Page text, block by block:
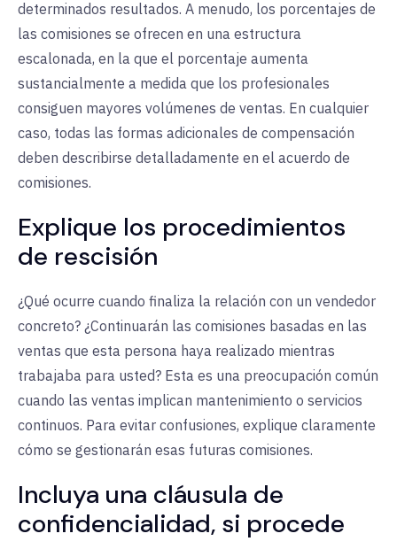
determinados resultados. A menudo, los porcentajes de
las comisiones se ofrecen en una estructura
escalonada, en la que el porcentaje aumenta
sustancialmente a medida que los profesionales
consiguen mayores volúmenes de ventas. En cualquier
caso, todas las formas adicionales de compensación
deben describirse detalladamente en el acuerdo de
comisiones.
Explique los procedimientos
de rescisión
¿Qué ocurre cuando finaliza la relación con un vendedor
concreto? ¿Continuarán las comisiones basadas en las
ventas que esta persona haya realizado mientras
trabajaba para usted? Esta es una preocupación común
cuando las ventas implican mantenimiento o servicios
continuos. Para evitar confusiones, explique claramente
cómo se gestionarán esas futuras comisiones.
Incluya una cláusula de
confidencialidad, si procede